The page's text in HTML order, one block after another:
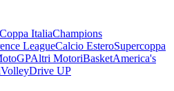
Coppa ItaliaChampions
LeagueCalcio EsteroSupercoppa
Altri MotoriBasketAmerica's
VolleyDrive UP